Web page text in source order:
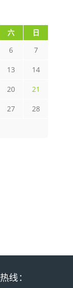
六
日
6 7
13 14
20 21
27 28
线：